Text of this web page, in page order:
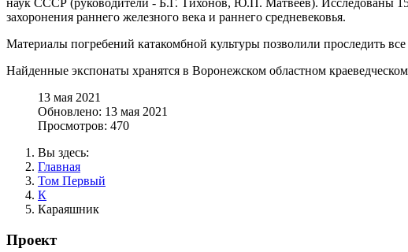
захоронения раннего железного века и раннего средневековья.
Материалы погребений катакомбной культуры позволили проследить
Найденные экспонаты хранятся в Воронежском областном
13 мая 2021
Обновлено: 13 мая 2021
Просмотров: 470
Вы здесь:
Главная
Том Первый
К
Караяшник
Проект